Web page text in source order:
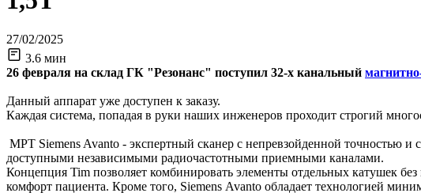
27/02/2025
3.6 мин
26 февраля на склад ГК "Резонанс" поступил 32-х канальный
Данный аппарат уже доступен к заказу.
Каждая система, попадая в руки наших инженеров проходит строгий
МРТ Siemens Avanto - экспертный сканер с непревзойденной точностью
доступными независимыми радиочастотными приемными каналами.
Концепция Tim позволяет комбинировать элементы отдельных катушек
комфорт пациента. Кроме того, Siemens Avanto обладает технологией